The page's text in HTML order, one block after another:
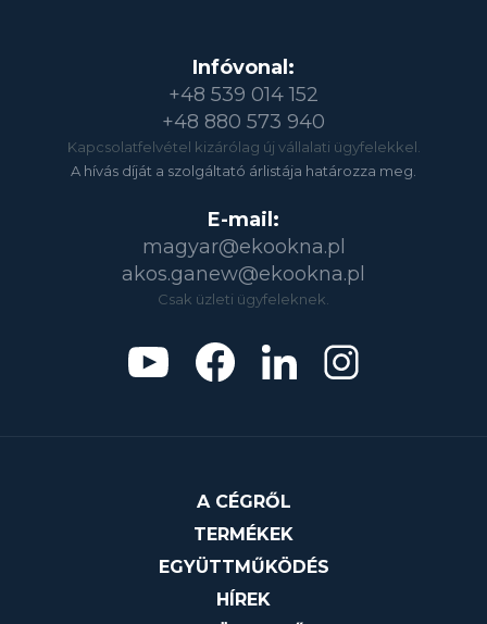
Infóvonal:
+48 539 014 152
+48 880 573 940
Kapcsolatfelvétel kizárólag új vállalati ügyfelekkel.
A hívás díját a szolgáltató árlistája határozza meg.
E-mail:
magyar@ekookna.pl
akos.ganew@ekookna.pl
Csak üzleti ügyfeleknek.
A CÉGRŐL
TERMÉKEK
EGYÜTTMŰKÖDÉS
HÍREK